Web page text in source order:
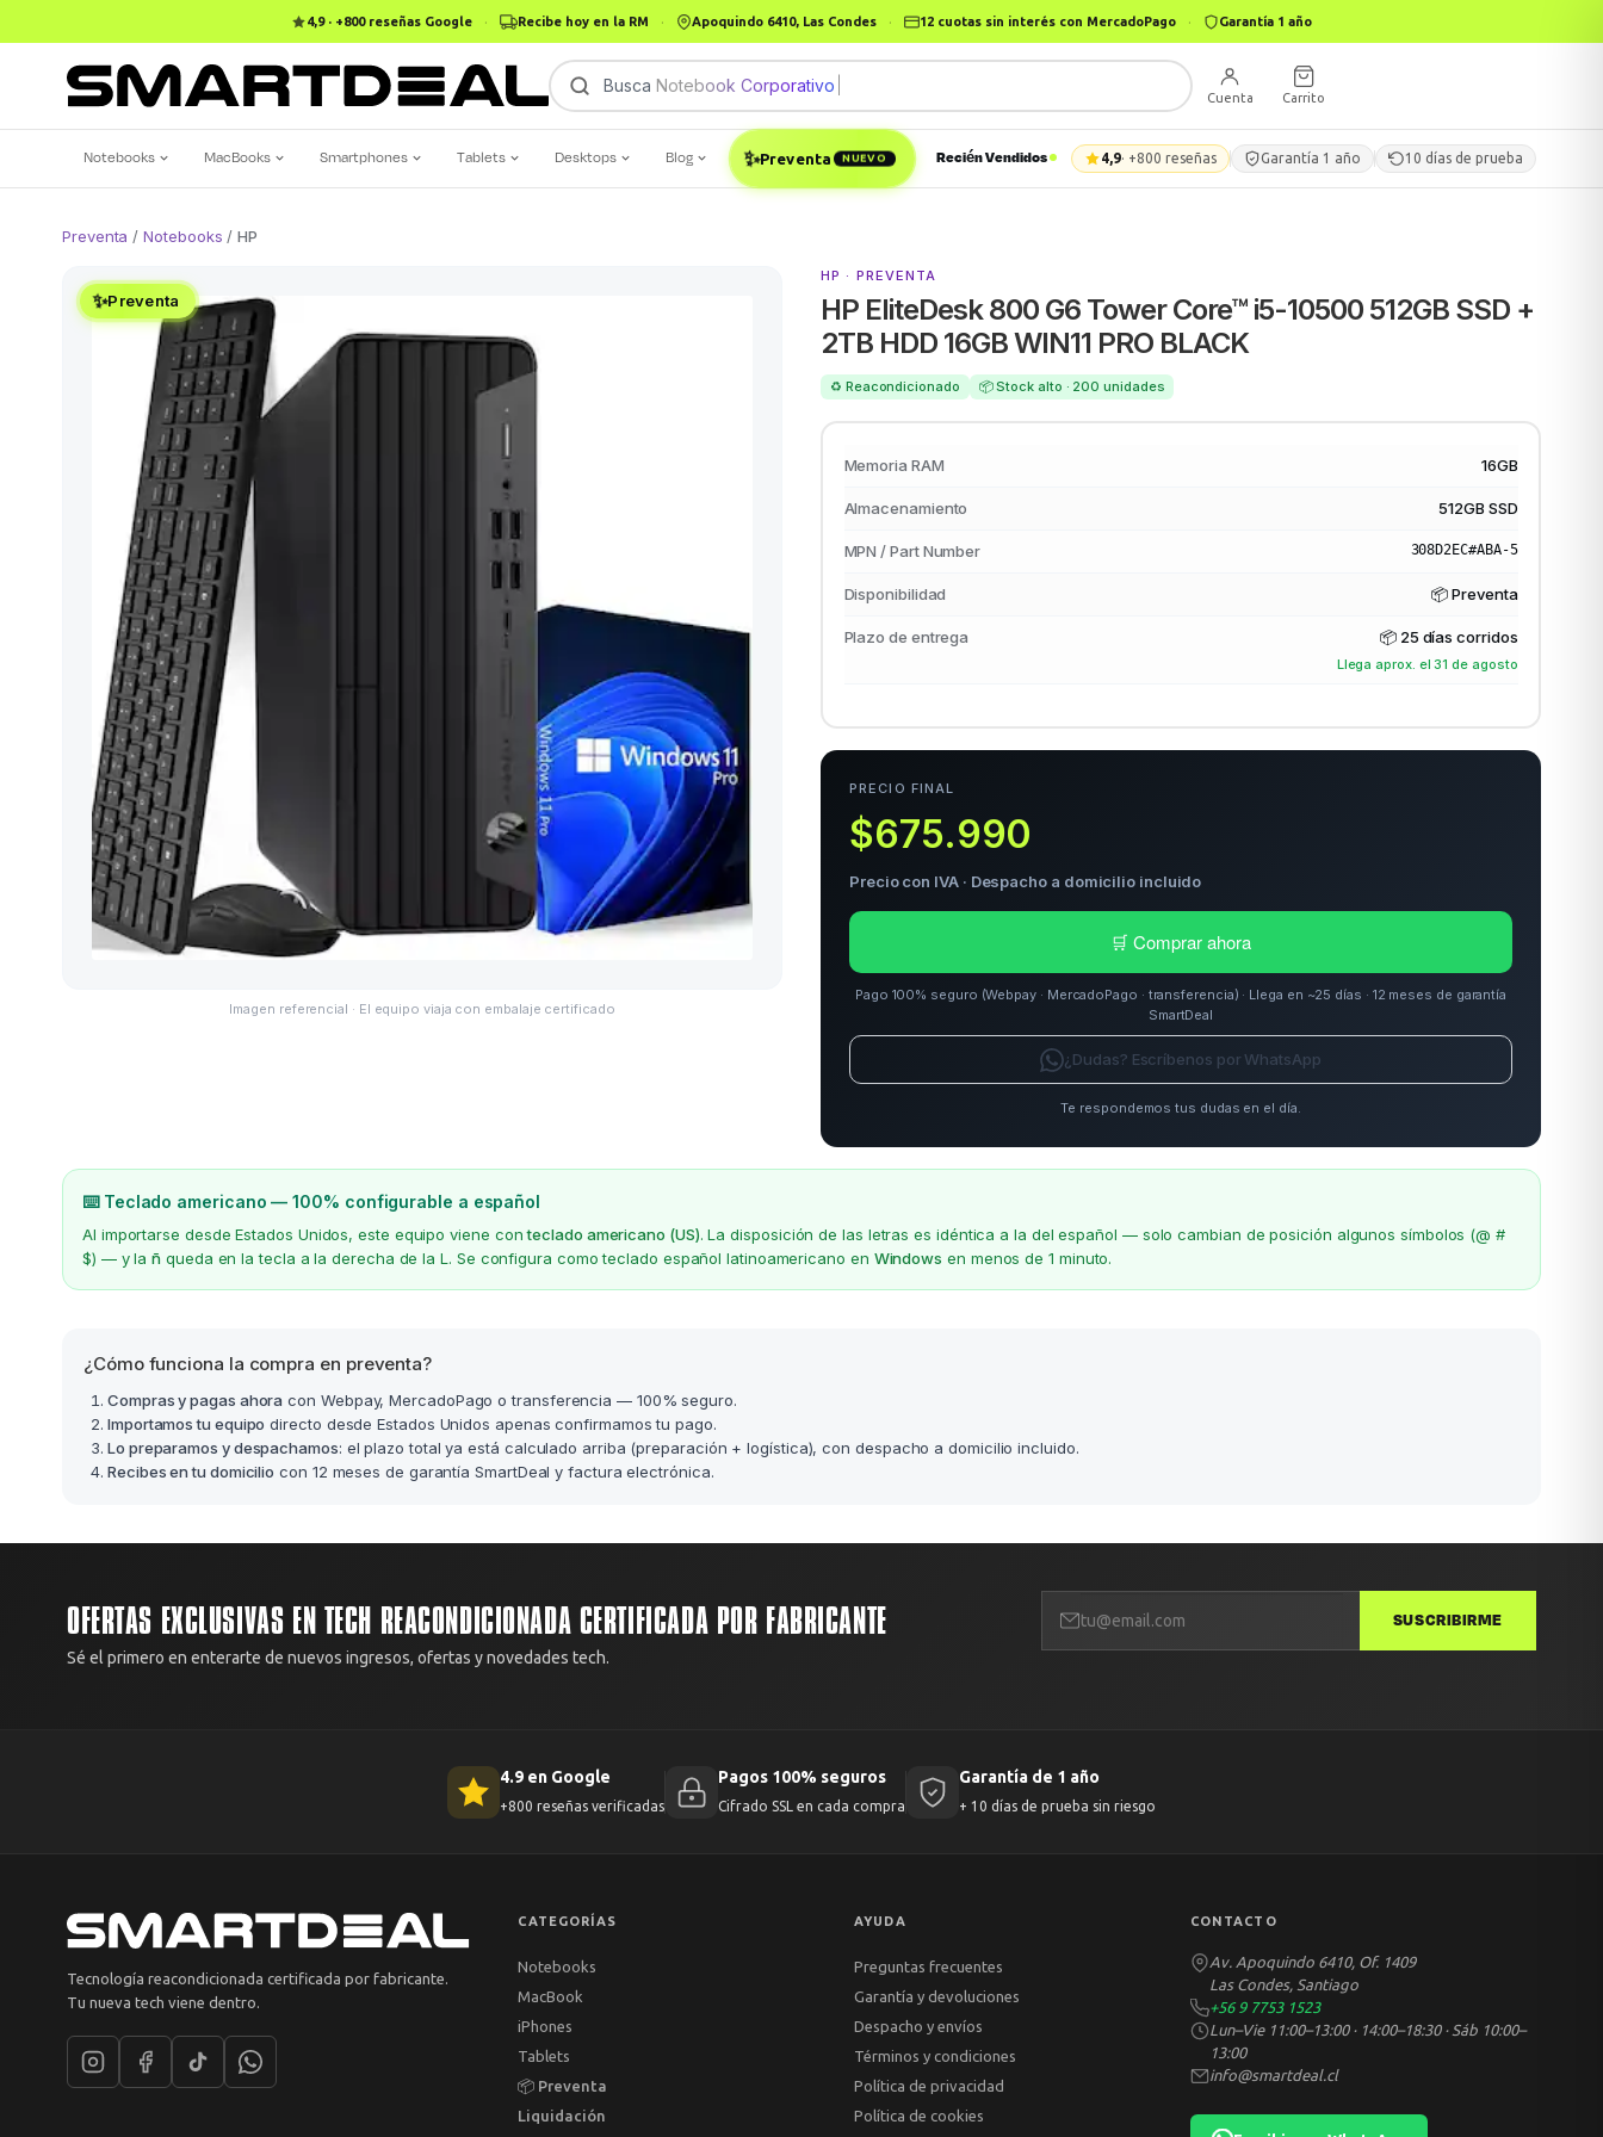
4,9 · +800 reseñas Google · Recibe hoy en la RM · Apoquindo 6410, Las Condes · 12 cuotas sin interés con MercadoPago · Garantía 1 año
Busca Notebook Corporativ|
Cuenta Carrito
Notebooks MacBooks Smartphones Tablets Desktops Blog ✨Preventa NUEVO Recién Vendidos 4,9· +800 reseñas Garantía 1 año 10 días de prueba
Preventa /Notebooks /HP
✨Preventa
Imagen referencial · El equipo viaja con embalaje certificado
HP · PREVENTA
HP EliteDesk 800 G6 Tower Core™ i5-10500 512GB SSD +
2TB HDD 16GB WIN11 PRO BLACK
♻️ Reacondicionado 📦 Stock alto · 200 unidades
Memoria RAM 16GB
Almacenamiento 512GB SSD
MPN / Part Number 308D2EC#ABA-5
Disponibilidad 📦 Preventa
Plazo de entrega 📦 25 días corridos
Llega aprox. el 31 de agosto
PRECIO FINAL
$675.990
Precio con IVA · Despacho a domicilio incluido
🛒 Comprar ahora
Pago 100% seguro (Webpay · MercadoPago · transferencia) · Llega en ~25 días · 12 meses de garantía
SmartDeal
¿Dudas? Escríbenos por WhatsApp
Te respondemos tus dudas en el día.
⌨️ Teclado americano — 100% configurable a español
Al importarse desde Estados Unidos, este equipo viene conteclado americano (US). La disposición de las letras es idéntica a la del español — solo cambian de posición algunos símbolos (@ #
$) — y lañ queda en la tecla a la derecha de la L. Se configura como teclado español latinoamericano en Windows en menos de 1 minuto.
¿Cómo funciona la compra en preventa?
Compras y pagas ahora con Webpay, MercadoPago o transferencia — 100% seguro.
Importamos tu equipo directo desde Estados Unidos apenas confirmamos tu pago.
Lo preparamos y despachamos: el plazo total ya está calculado arriba (preparación + logística), con despacho a domicilio incluido.
Recibes en tu domicilio con 12 meses de garantía SmartDeal y factura electrónica.
OFERTAS EXCLUSIVAS EN TECH REACONDICIONADA CERTIFICADA POR FABRICANTE
Sé el primero en enterarte de nuevos ingresos, ofertas y novedades tech.
SUSCRIBIRME
4.9 en Google
+800 reseñas verificadas
Pagos 100% seguros
Cifrado SSL en cada compra
Garantía de 1 año
+ 10 días de prueba sin riesgo
Tecnología reacondicionada certificada por fabricante.
Tu nueva tech viene dentro.
CATEGORÍAS
Notebooks
MacBook
iPhones
Tablets
📦 Preventa
Liquidación
AYUDA
Preguntas frecuentes
Garantía y devoluciones
Despacho y envíos
Términos y condiciones
Política de privacidad
Política de cookies
CONTACTO
Av. Apoquindo 6410, Of. 1409
Las Condes, Santiago
+56 9 7753 1523
Lun–Vie 11:00–13:00 · 14:00–18:30 · Sáb 10:00–
13:00
info@smartdeal.cl